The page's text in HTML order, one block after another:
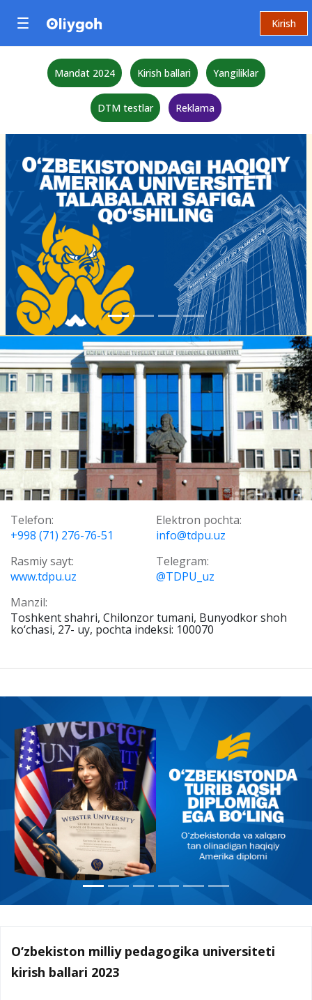
Kirish
Mandat 2024 Kirish ballari Yangiliklar
DTM testlar Reklama
Telefon:
+998 (71) 276-76-51
Elektron pochta:
info@tdpu.uz
Rasmiy sayt:
www.tdpu.uz
Telegram:
@TDPU_uz
Manzil:
Toshkent shahri, Chilonzor tumani, Bunyodkor shoh
ko‘chasi, 27- uy, pochta indeksi: 100070
O‘zbekiston milliy pedagogika universiteti
kirish ballari 2023